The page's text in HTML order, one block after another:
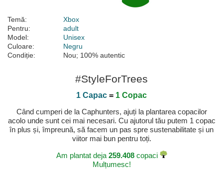
Temă:
Xbox
Pentru:
adult
Model:
Unisex
Culoare:
Negru
Condiție:
Nou; 100% autentic
#StyleForTrees
1 Capac = 1 Copac
Când cumperi de la Caphunters, ajuți la plantarea copacilor
acolo unde sunt cei mai necesari. Cu ajutorul tău putem 1 copac
în plus și, împreună, să facem un pas spre sustenabilitate și un
viitor mai bun pentru toți.
Am plantat deja 259.408copaci
Mulțumesc!